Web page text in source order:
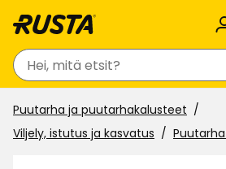
Haku
Puutarha ja puutarhakalusteet
Viljely, istutus ja kasvatus